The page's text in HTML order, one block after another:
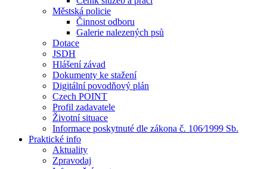
Městská policie
Činnost odboru
Galerie nalezených psů
Dotace
JSDH
Hlášení závad
Dokumenty ke stažení
Digitální povodňový plán
Czech POINT
Profil zadavatele
Životní situace
Informace poskytnuté dle zákona č. 106⁄1999 Sb.
Praktické info
Aktuality
Zpravodaj